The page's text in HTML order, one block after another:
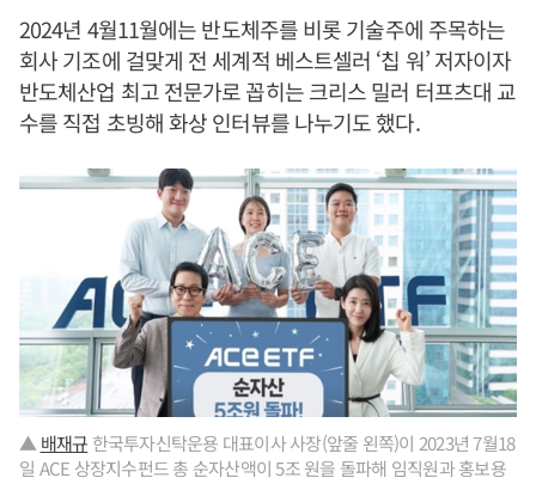
2024년 4월11월에는 반도체주를 비롯 기술주에 주목하는
회사 기조에 걸맞게 전 세계적 베스트셀러 ‘칩 워’ 저자이자
반도체산업 최고 전문가로 꼽히는 크리스 밀러 터프츠대 교
수를 직접 초빙해 화상 인터뷰를 나누기도 했다.
▲ 배재규 한국투자신탁운용 대표이사 사장(앞줄 왼쪽)이 2023년 7월18
일 ACE 상장지수펀드 총 순자산액이 5조 원을 돌파해 임직원과 홍보용